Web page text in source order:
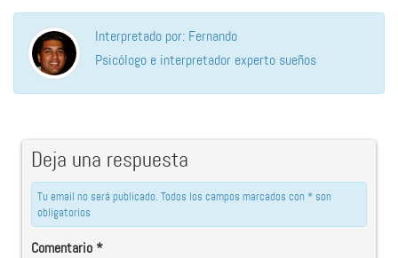
Interpretado por: Fernando
Psicólogo e interpretador experto sueños
Deja una respuesta
Tu email no será publicado. Todos los campos marcados con * son
obligatorios
Comentario*